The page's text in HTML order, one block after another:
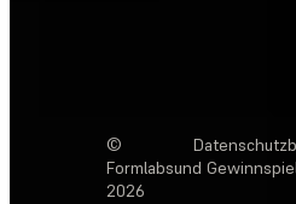
©
Formlabs
2026
und